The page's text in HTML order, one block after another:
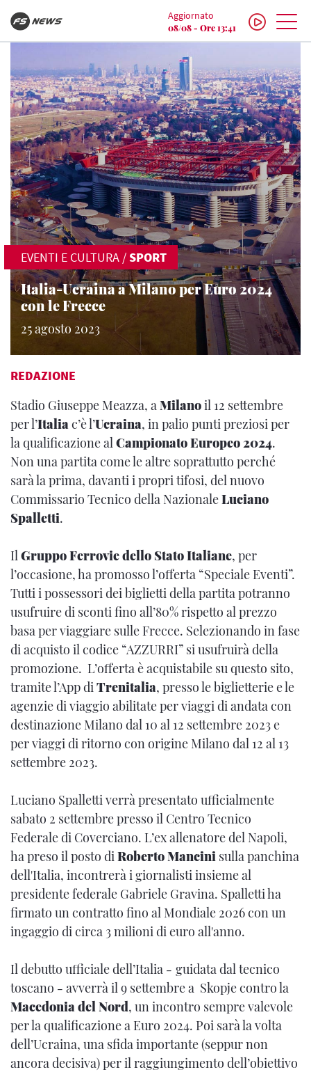
Aggiornato
08/08 - Ore 13:41
EVENTI E CULTURA /SPORT
Italia-Ucraina a Milano per Euro 2024
con le Frecce
25 agosto 2023
REDAZIONE
Stadio Giuseppe Meazza, aMilanoil 12 settembre
per l’Italiac’è l’Ucraina, in palio punti preziosi per
la qualificazione alCampionato Europeo 2024.
Non una partita come le altre soprattutto perché
sarà la prima, davanti i propri tifosi, del nuovo
Commissario Tecnico della NazionaleLuciano
Spalletti.
IlGruppo Ferrovie dello Stato Italiane, per
l’occasione, ha promosso l’offerta “Speciale Eventi”.
Tutti i possessori dei biglietti della partita potranno
usufruire di sconti fino all’80% rispetto al prezzo
basa per viaggiare sulle Frecce. Selezionando in fase
di acquisto il codice “AZZURRI” si usufruirà della
promozione. L’offerta è acquistabile su questo sito,
tramite l’App diTrenitalia, presso le biglietterie e le
agenzie di viaggio abilitate per viaggi di andata con
destinazione Milano dal 10 al 12 settembre 2023 e
per viaggi di ritorno con origine Milano dal 12 al 13
settembre 2023.
Luciano Spalletti verrà presentato ufficialmente
sabato 2 settembre presso il Centro Tecnico
Federale di Coverciano. L’ex allenatore del Napoli,
ha preso il posto diRoberto Mancini sulla panchina
dell'Italia, incontrerà i giornalisti insieme al
presidente federale Gabriele Gravina. Spalletti ha
firmato un contratto fino al Mondiale 2026 con un
ingaggio di circa 3 milioni di euro all'anno.
Il debutto ufficiale dell’Italia - guidata dal tecnico
toscano - avverrà il 9 settembre a Skopje contro la
Macedonia del Nord, un incontro sempre valevole
per la qualificazione a Euro 2024. Poi sarà la volta
dell’Ucraina, una sfida importante (seppur non
ancora decisiva) per il raggiungimento dell’obiettivo